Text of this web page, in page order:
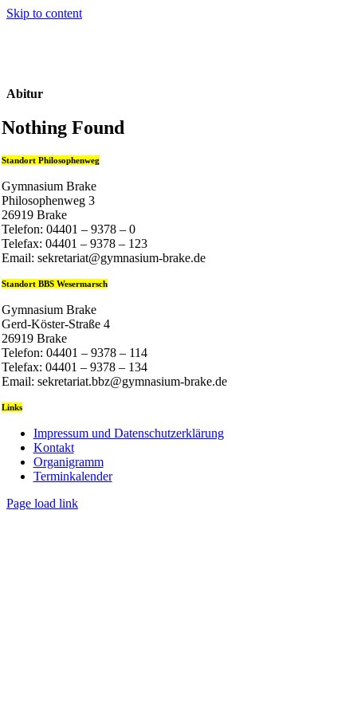
Skip to content
Abitur
Nothing Found
Standort Philosophenweg
Gymnasium Brake
Philosophenweg 3
26919 Brake
Telefon: 04401 – 9378 – 0
Telefax: 04401 – 9378 – 123
Email: sekretariat@gymnasium-brake.de
Standort BBS Wesermarsch
Gymnasium Brake
Gerd-Köster-Straße 4
26919 Brake
Telefon: 04401 – 9378 – 114
Telefax: 04401 – 9378 – 134
Email: sekretariat.bbz@gymnasium-brake.de
Links
Impressum und Datenschutzerklärung
Kontakt
Organigramm
Terminkalender
Page load link